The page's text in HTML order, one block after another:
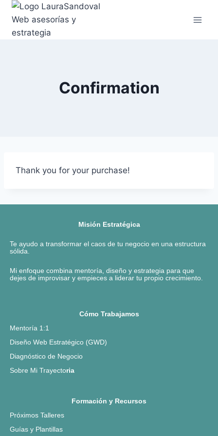
Confirmation
Thank you for your purchase!
Misión Estratégica
Te ayudo a transformar el caos de tu negocio en una estructura
sólida.
Mi enfoque combina mentoría, diseño y estrategia para que
dejes de improvisar y empieces a liderar tu propio crecimiento.
Cómo Trabajamos
Mentoría 1:1
Diseño Web Estratégico (GWD)
Diagnóstico de Negocio
Sobre Mi Trayectoria
Formación y Recursos
Próximos Talleres
Guías y Plantillas